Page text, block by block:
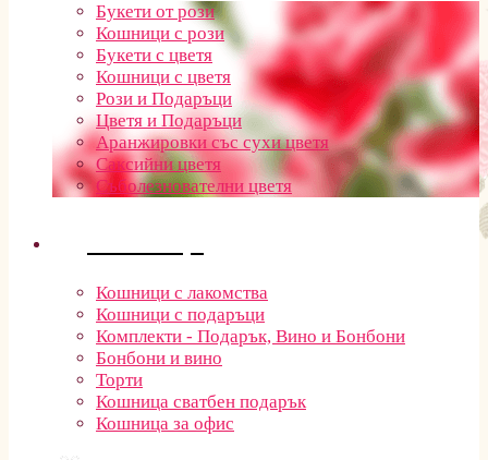
Букети от рози
Кошници с рози
Букети с цветя
Кошници с цветя
Рози и Подаръци
Цветя и Подаръци
Аранжировки със сухи цветя
Саксийни цветя
Съболезнователни цветя
Кошници с лакомства
Кошници с подаръци
Комплекти - Подарък, Вино и Бонбони
Бонбони и вино
Торти
Кошница сватбен подарък
Кошница за офис